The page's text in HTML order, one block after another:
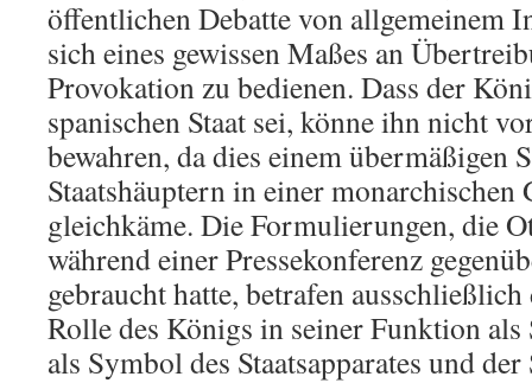
öffentlichen Debatte von allgemeinem
sich eines gewissen Maßes an
Provokation zu bedienen. Dass der
spanischen Staat sei, könne ihn nicht
bewahren, da dies einem übermäßigen
Staatshäuptern in einer monarchischen
gleichkäme. Die Formulierungen, die
während einer Pressekonferenz
gebraucht hatte, betrafen
Rolle des Königs in seiner Funktion als
als Symbol des Staatsapparates und